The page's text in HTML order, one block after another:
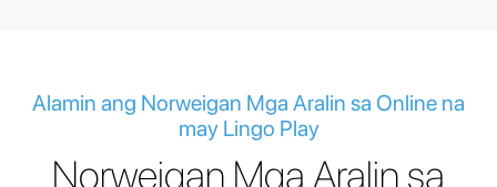
Alamin ang Norweigan Mga Aralin sa Online na
may Lingo Play
Norweigan Mga Aralin sa